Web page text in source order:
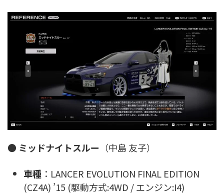
● ミッドナイトスルー （中島 友子）
車種 ：LANCER EVOLUTION FINAL EDITION
(CZ4A) ’15 (駆動方式:4WD / エンジン:I4)